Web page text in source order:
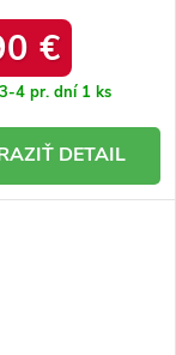
€
4 pr. dní 1 ks
DETAIL